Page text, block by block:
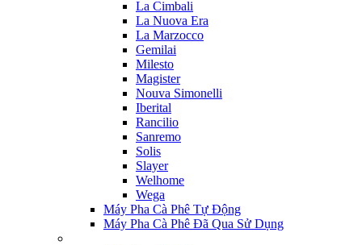
La Cimbali
La Nuova Era
La Marzocco
Gemilai
Milesto
Magister
Nouva Simonelli
Iberital
Rancilio
Sanremo
Solis
Slayer
Welhome
Wega
Máy Pha Cà Phê Tự Động
Máy Pha Cà Phê Đã Qua Sử Dụng